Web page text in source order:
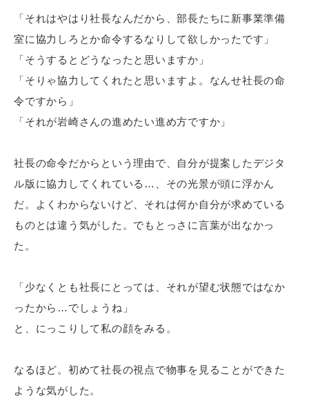
「それはやはり社長なんだから、部長たちに新事業準備
室に協力しろとか命令するなりして欲しかったです」
「そうするとどうなったと思いますか」
「そりゃ協力してくれたと思いますよ。なんせ社長の命
令ですから」
「それが岩崎さんの進めたい進め方ですか」
社長の命令だからという理由で、自分が提案したデジタ
ル版に協力してくれている…、その光景が頭に浮かん
だ。よくわからないけど、それは何か自分が求めている
ものとは違う気がした。でもとっさに言葉が出なかっ
た。
「少なくとも社長にとっては、それが望む状態ではなか
ったから…でしょうね」
と、にっこりして私の顔をみる。
なるほど。初めて社長の視点で物事を見ることができた
ような気がした。